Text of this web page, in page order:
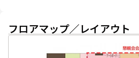
フロアマップ／レイアウト